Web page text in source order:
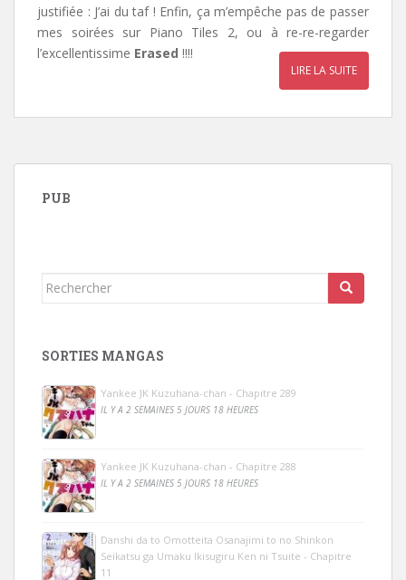
justifiée : J’ai du taf ! Enfin, ça m’empêche pas de passer
mes soirées sur Piano Tiles 2, ou à re-re-regarder
l’excellentissime Erased !!!!
LIRE LA SUITE
PUB
Rechercher...
SORTIES MANGAS
Yankee JK Kuzuhana-chan - Chapitre 289
IL Y A 2 SEMAINES 5 JOURS 18 HEURES
Yankee JK Kuzuhana-chan - Chapitre 288
IL Y A 2 SEMAINES 5 JOURS 18 HEURES
Danshi da to Omotteita Osanajimi to no Shinkon
Seikatsu ga Umaku Ikisugiru Ken ni Tsuite - Chapitre
11